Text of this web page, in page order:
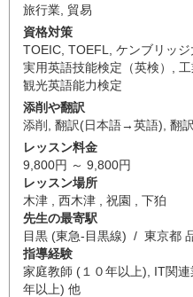
旅行業 貿易
資格対策
TOEIC TOEFL ケンブリッ
実用英語技能検定（英検）
観光英語能力検定
添削や翻訳
添削
翻訳(日本語→英語) 翻
レッスン料金
9,800円 ～ 9,800円
レッスン場所
木津 , 西木津 , 祝園 , 下狛
先生の最寄駅
目黒 (東急-目黒線) / 東京都
指導経験
家庭教師 (１０年以上), IT関
年以上) 他